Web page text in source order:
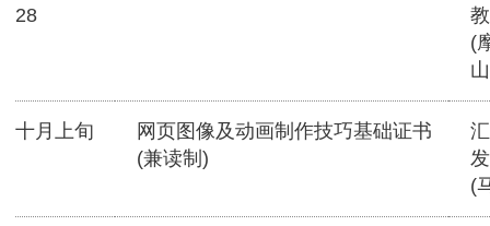
28
(
十月上旬
网页图像及动画制作技巧基础证书
(兼读制)
(